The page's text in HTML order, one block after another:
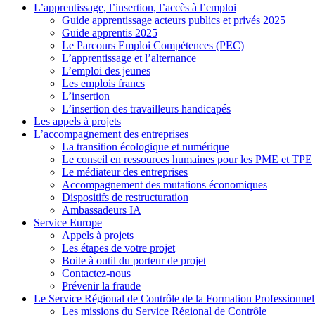
L’apprentissage, l’insertion, l’accès à l’emploi
Guide apprentissage acteurs publics et privés 2025
Guide apprentis 2025
Le Parcours Emploi Compétences (PEC)
L’apprentissage et l’alternance
L’emploi des jeunes
Les emplois francs
L’insertion
L’insertion des travailleurs handicapés
Les appels à projets
L’accompagnement des entreprises
La transition écologique et numérique
Le conseil en ressources humaines pour les PME et TPE
Le médiateur des entreprises
Accompagnement des mutations économiques
Dispositifs de restructuration
Ambassadeurs IA
Service Europe
Appels à projets
Les étapes de votre projet
Boite à outil du porteur de projet
Contactez-nous
Prévenir la fraude
Le Service Régional de Contrôle de la Formation
Les missions du Service Régional de Contrôle